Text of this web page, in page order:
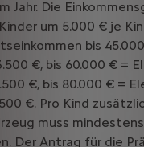
Jahr. Die
um 5.000 € je
bis
€, bis 60.000 € =
€, bis 80.000 € =
€. Pro Kind
muss
Der Antrag für die